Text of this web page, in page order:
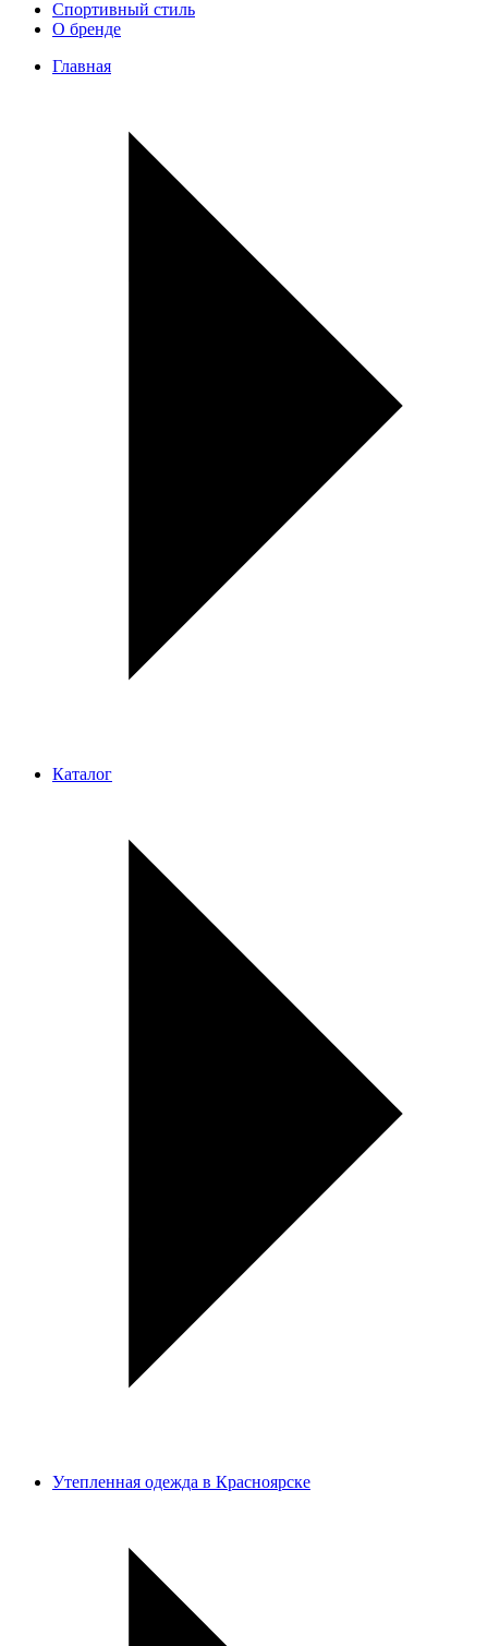
Спортивный стиль
О бренде
Главная
Каталог
Утепленная одежда в Красноярске